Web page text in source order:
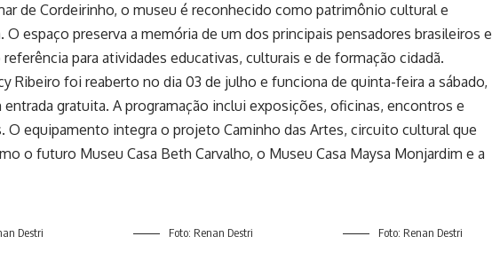
de Cordeirinho, o museu é reconhecido como patrimônio cultural e
O espaço preserva a memória de um dos principais pensadores brasileiros e
para atividades educativas, culturais e de formação cidadã.
Ribeiro foi reaberto no dia 03 de julho e funciona de quinta-feira a sábado,
entrada gratuita. A programação inclui exposições, oficinas, encontros e
O equipamento integra o projeto Caminho das Artes, circuito cultural que
o futuro Museu Casa Beth Carvalho, o Museu Casa Maysa Monjardim e a
Destri Foto: Renan Destri Foto: Renan Destri